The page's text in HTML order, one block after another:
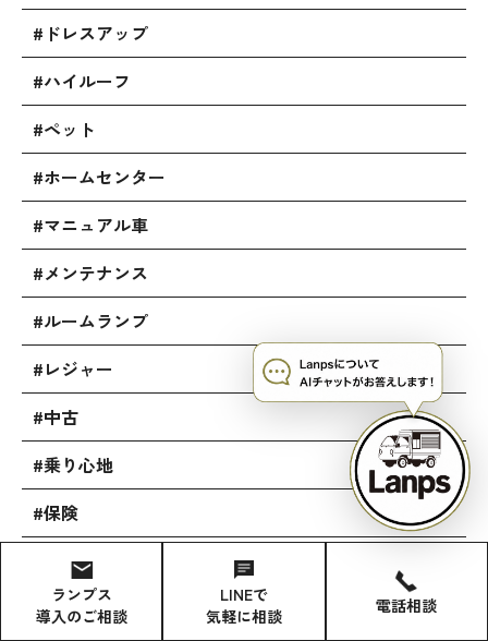
#ドレスアップ
#ハイルーフ
#ペット
#ホームセンター
#マニュアル車
#メンテナンス
#ルームランプ
#レジャー
#中古
#乗り心地
#保険
#内装
#利便性
ランプス
導入のご相談
LINEで
気軽に相談
電話相談